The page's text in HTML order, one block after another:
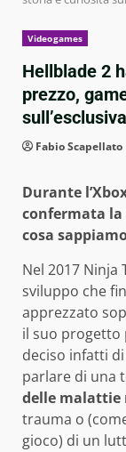
Videogames
Hellblade 2
prezzo,
Fabio Scapellato
Durante
confermata la
cosa
Nel 2017
sviluppo che
apprezzato
il suo progetto
deciso infatti
parlare di una
delle malattie
trauma o
gioco) di un